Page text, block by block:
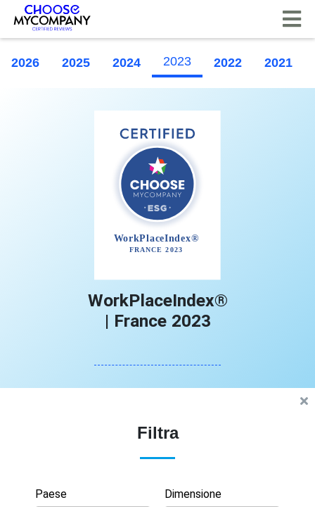
2026 2025 2024 2023 2022 2021
WorkPlaceIndex®
| France 2023
Filtra
Paese Dimensione
Pannello di gestione dei cookies